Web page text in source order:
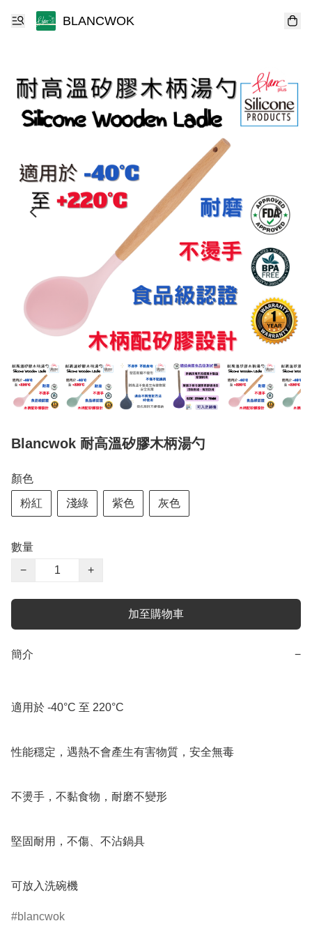
BLANCWOK
Blancwok 耐高溫矽膠木柄湯勺
顏色
粉紅 淺綠 紫色 灰色
數量
−
+
加至購物車
簡介 −
適用於 -40°C 至 220°C
性能穩定，遇熱不會產生有害物質，安全無毒
不燙手，不黏食物，耐磨不變形
堅固耐用，不傷、不沾鍋具
可放入洗碗機
blancwok